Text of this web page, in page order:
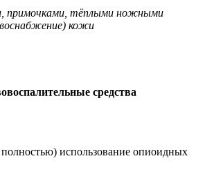
примочками, тёплыми ножными
кожи
средства
использование опиоидных